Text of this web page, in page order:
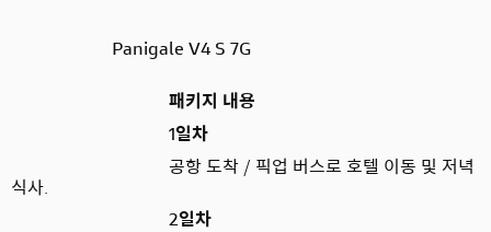
Panigale V4 S 7G
패키지 내용
1일차
공항 도착 / 픽업 버스로 호텔 이동 및 저녁
식사
2일차